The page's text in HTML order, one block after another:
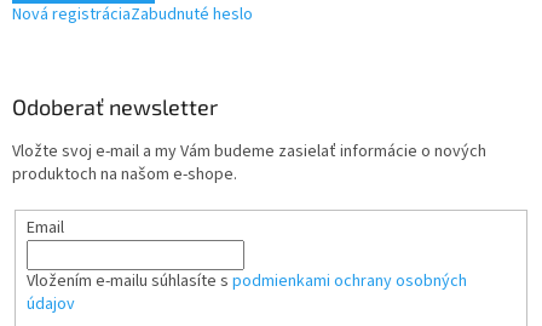
Nová registráciaZabudnuté heslo
Odoberať newsletter
Vložte svoj e-mail a my Vám budeme zasielať informácie o nových
produktoch na našom e-shope.
Email
Vložením e-mailu súhlasíte s podmienkami ochrany osobných
údajov